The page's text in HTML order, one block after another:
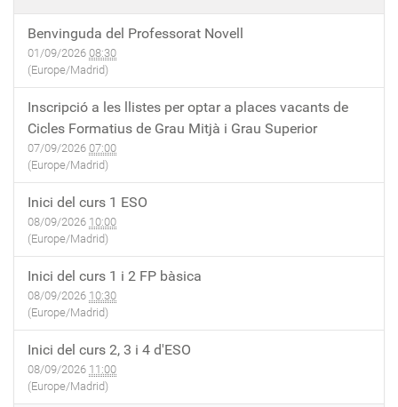
Benvinguda del Professorat Novell
01/09/2026 08:30
(Europe/Madrid)
Inscripció a les llistes per optar a places vacants de
Cicles Formatius de Grau Mitjà i Grau Superior
07/09/2026 07:00
(Europe/Madrid)
Inici del curs 1 ESO
08/09/2026 10:00
(Europe/Madrid)
Inici del curs 1 i 2 FP bàsica
08/09/2026 10:30
(Europe/Madrid)
Inici del curs 2, 3 i 4 d'ESO
08/09/2026 11:00
(Europe/Madrid)